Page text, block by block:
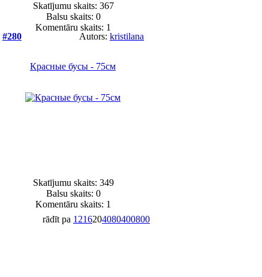
Skatījumu skaits: 367
Balsu skaits: 0
Komentāru skaits: 1
#280 Autors: kristilana
Красные бусы - 75см
Skatījumu skaits: 349
Balsu skaits: 0
Komentāru skaits: 1
rādīt pa 1216204080400800